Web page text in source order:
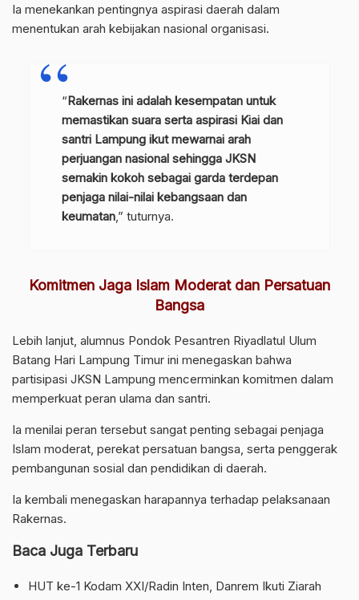
Ia menekankan pentingnya aspirasi daerah dalam
menentukan arah kebijakan nasional organisasi.
“Rakernas ini adalah kesempatan untuk
memastikan suara serta aspirasi Kiai dan
santri Lampung ikut mewarnai arah
perjuangan nasional sehingga JKSN
semakin kokoh sebagai garda terdepan
penjaga nilai-nilai kebangsaan dan
keumatan,” tuturnya.
Komitmen Jaga Islam Moderat dan Persatuan
Bangsa
Lebih lanjut, alumnus Pondok Pesantren Riyadlatul Ulum
Batang Hari Lampung Timur ini menegaskan bahwa
partisipasi JKSN Lampung mencerminkan komitmen dalam
memperkuat peran ulama dan santri.
Ia menilai peran tersebut sangat penting sebagai penjaga
Islam moderat, perekat persatuan bangsa, serta penggerak
pembangunan sosial dan pendidikan di daerah.
Ia kembali menegaskan harapannya terhadap pelaksanaan
Rakernas.
Baca Juga Terbaru
HUT ke-1 Kodam XXI/Radin Inten, Danrem Ikuti Ziarah